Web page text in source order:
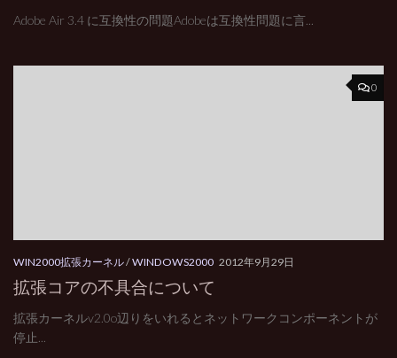
Adobe Air 3.4 に互換性の問題Adobeは互換性問題に言...
0
WIN2000拡張カーネル/WINDOWS2000 2012年9月29日
拡張コアの不具合について
拡張カーネルv2.0o辺りをいれるとネットワークコンポーネントが
停止...